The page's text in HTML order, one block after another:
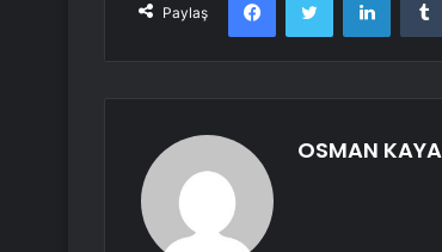
Paylaş
OSMAN KAYA